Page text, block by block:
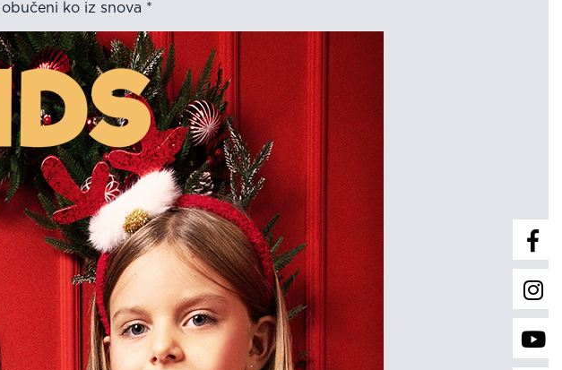
ko iz snova *